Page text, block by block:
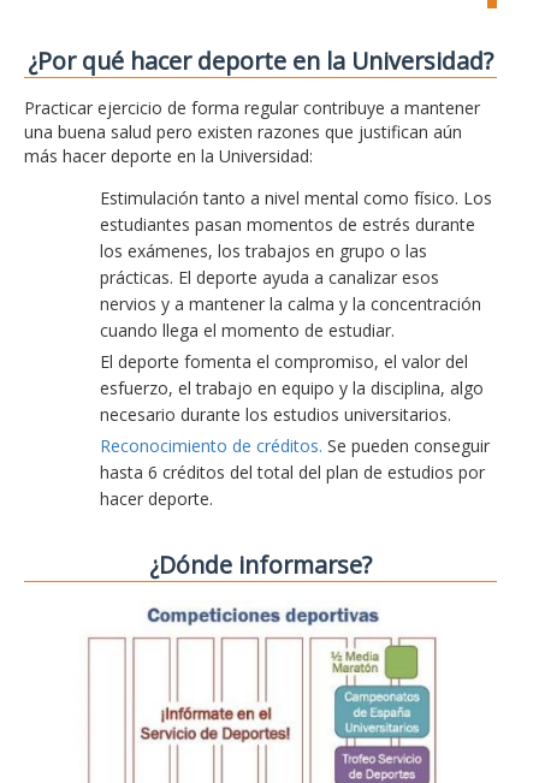
¿Por qué hacer deporte en la Universidad?
Practicar ejercicio de forma regular contribuye a mantener
una buena salud pero existen razones que justifican aún
más hacer deporte en la Universidad:
Estimulación tanto a nivel mental como físico. Los
estudiantes pasan momentos de estrés durante
los exámenes, los trabajos en grupo o las
prácticas. El deporte ayuda a canalizar esos
nervios y a mantener la calma y la concentración
cuando llega el momento de estudiar.
El deporte fomenta el compromiso, el valor del
esfuerzo, el trabajo en equipo y la disciplina, algo
necesario durante los estudios universitarios.
Reconocimiento de créditos. Se pueden conseguir
hasta 6 créditos del total del plan de estudios por
hacer deporte.
¿Dónde informarse?